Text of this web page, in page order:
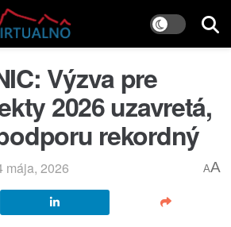
Výzva pre
2026 uzavretá,
rekordný
mája, 2026 AA